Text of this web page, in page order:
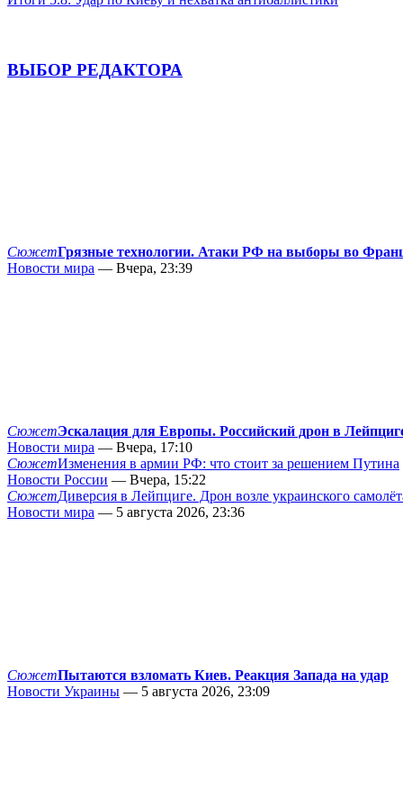
ВЫБОР РЕДАКТОРА
СюжетГрязные технологии. Атаки РФ на выборы во
Новости мира — Вчера, 23:39
СюжетЭскалация для Европы. Российский дрон в
Новости мира — Вчера, 17:10
СюжетИзменения в армии РФ: что стоит за решением Путина
Новости России — Вчера, 15:22
СюжетДиверсия в Лейпциге. Дрон возле украинского
Новости мира — 5 августа 2026, 23:36
СюжетПытаются взломать Киев. Реакция Запада на удар
Новости Украины — 5 августа 2026, 23:09